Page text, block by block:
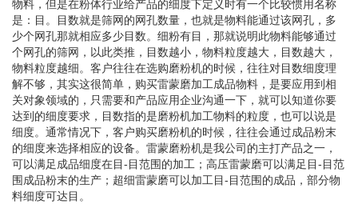
物料，但是在粉体行业给产品的细度下定义时有一个比较惯用名称
是：目。目数就是筛网的网孔数量，也就是物料能通过该网孔，多
少个网孔那就相应多少目数。细粉有目，那就说明此物料能够通过
个网孔的筛网，以此类推，目数越小，物料粒度越大，目数越大，
物料粒度越细。客户往往在选购磨粉机的时候，往往对目数细度理
解不够，其实这很简单，购买雷蒙磨加工成品物料，是要应用到相
关对象领域的，只需要和产品应用企业沟通一下，就可以知道你要
达到的细度要求，目数指的是磨粉机加工物料的粒度，也可以说是
细度。通常情况下，客户购买磨粉机的时候，往往会通过成品粉末
的细度来选择相应的设备。雷蒙磨粉机是我公司的主打产品之一，
可以满足成品细度在目-目范围的加工；高压雷蒙磨可以满足目-目范
围成品粉末的生产；超细雷蒙磨可以加工目-目范围的成品，部分物
料细度可达目。